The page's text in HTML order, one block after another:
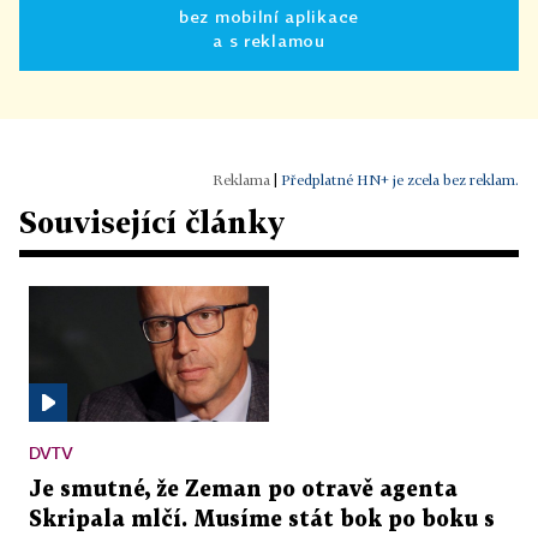
bez mobilní aplikace
a s reklamou
Předplatné HN+ je zcela bez reklam.
Související články
DVTV
Je smutné, že Zeman po otravě agenta
Skripala mlčí. Musíme stát bok po boku s